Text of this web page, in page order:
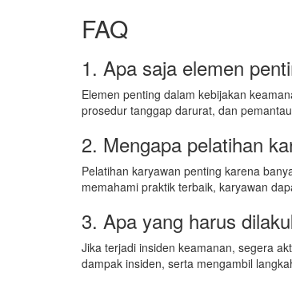
FAQ
1. Apa saja elemen
Elemen penting dalam kebijakan
prosedur tanggap darurat, dan
2. Mengapa pelatihan
Pelatihan karyawan penting karena
memahami praktik terbaik, karyawan
3. Apa yang harus
Jika terjadi insiden keamanan, segera
dampak insiden, serta mengambil